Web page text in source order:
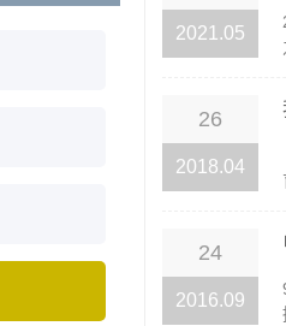
2021.05
26
2018.04
24
2016.09